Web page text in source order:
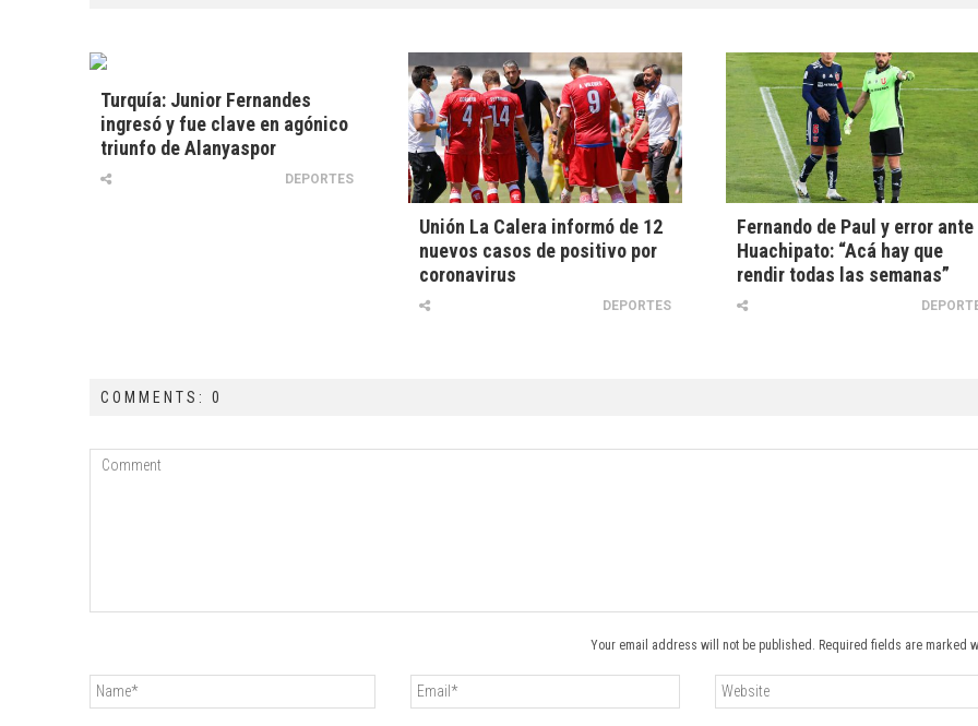
Turquía: Junior Fernandes
ingresó y fue clave en agónico
triunfo de Alanyaspor
DEPORTES
Unión La Calera informó de 12
nuevos casos de positivo por
coronavirus
DEPORTES
Fernando de Paul y error ante
Huachipato: “Acá hay que
rendir todas las semanas”
COMMENTS: 0
Your email address will not be published. Required fields are marked